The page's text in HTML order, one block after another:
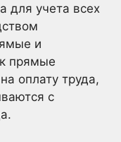
для учета всех
и
прямые
оплату труда,
с